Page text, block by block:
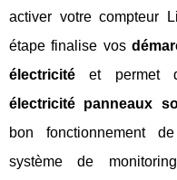
activer votre compteur
étape finalise vos
électricité et permet
électricité panneaux
bon fonctionnement
système de